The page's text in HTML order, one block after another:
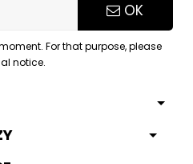
OK
For that purpose, please
notice.